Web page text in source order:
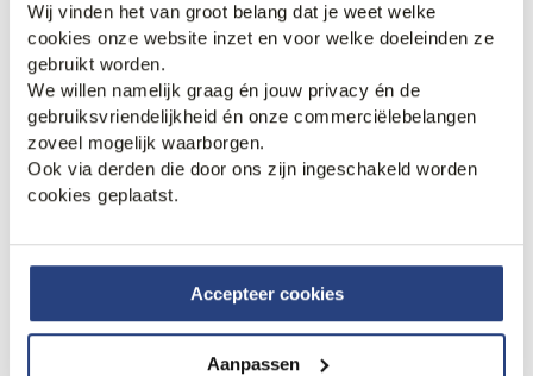
Wij vinden het van groot belang dat je weet welke
cookies onze website inzet en voor welke doeleinden ze
gebruikt worden.
We willen namelijk graag én jouw privacy én de
gebruiksvriendelijkheid én onze commerciëlebelangen
zoveel mogelijk waarborgen.
Ook via derden die door ons zijn ingeschakeld worden
cookies geplaatst.
Accepteer cookies
Aanpassen
Paul & Shark Parka
899,95
339,95
Nieuw. Nieuw.